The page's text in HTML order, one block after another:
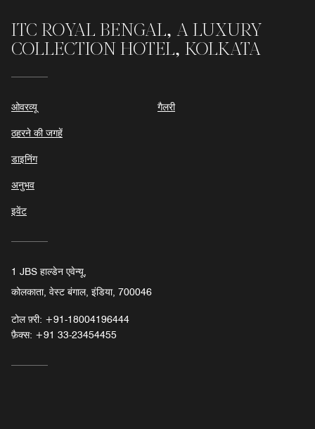
ITC ROYAL BENGAL, A LUXURY
COLLECTION HOTEL, KOLKATA
ओवरव्यू
ठहरने की जगहें
डाइनिंग
अनुभव
इवेंट
गैलरी
1 JBS हाल्डेन एवेन्यू,
कोलकाता, वेस्ट बंगाल, इंडिया, 700046
टोल फ़्री: +91-18004196444
फ़ैक्स: +91 33-23454455